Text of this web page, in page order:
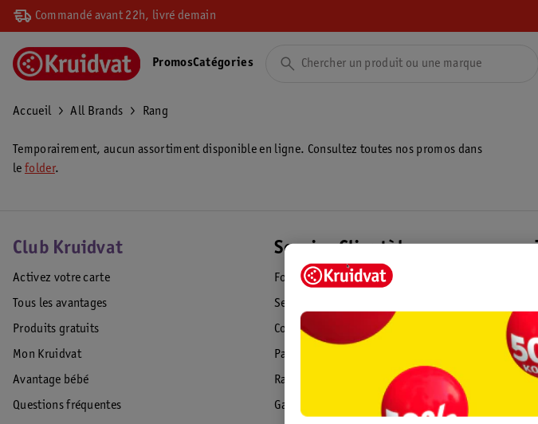
Commandé avant 22h, livré demain
PromosCatégories
Accueil All Brands Rang
Temporairement, aucun assortiment disponible en ligne. Consultez toutes nos promos dans
le folder.
Club Kruidvat
Activez votre carte
Tous les avantages
Produits gratuits
Mon Kruidvat
Avantage bébé
Questions fréquentes
Service Clientèle
Foire aux questions
Service Clientèle
Commande & Livraison
Paiement
Rappel & Retour
Garantie